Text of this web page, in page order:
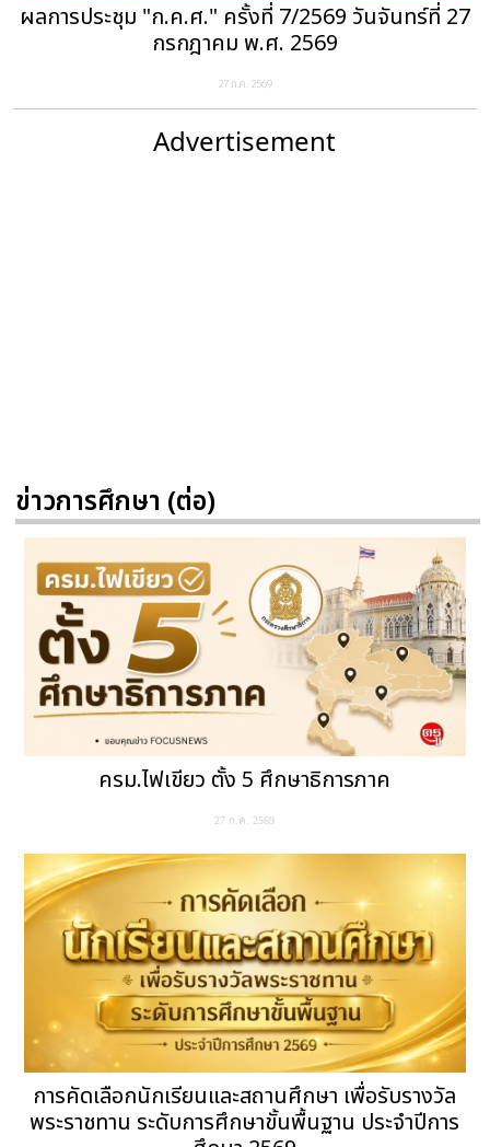
ผลการประชุม "ก.ค.ศ." ครั้งที่ 7/2569 วันจันทร์ที่ 27
กรกฎาคม พ.ศ. 2569
27 ก.ค. 2569
Advertisement
ข่าวการศึกษา (ต่อ)
ครม.ไฟเขียว ตั้ง 5 ศึกษาธิการภาค
27 ก.ค. 2569
การคัดเลือกนักเรียนและสถานศึกษา เพื่อรับรางวัล
พระราชทาน ระดับการศึกษาขั้นพื้นฐาน ประจำปีการ